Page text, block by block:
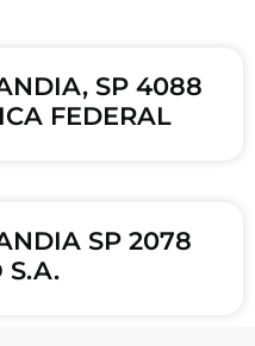
SP 4088
FEDERAL
SP 2078
S.A.